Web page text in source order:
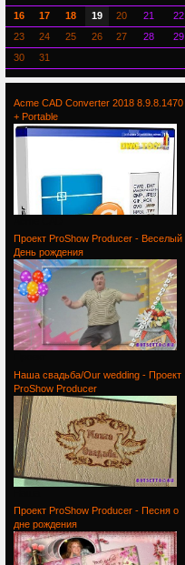
16
17 18 19 20 21
22
23
24 25 26 27 28
29
30
31
Acme CAD Converter 2018 8.9.8.1470
+ Portable
Проект ProShow Producer - Веселый
День рождения
Наша свадьба/Our wedding - Проект
ProShow Producer
Проект ProShow Producer - Песня о
дне рождения